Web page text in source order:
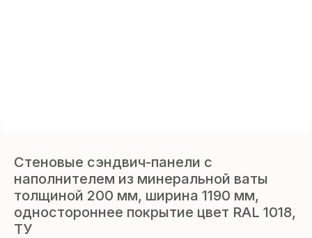
Стеновые сэндвич-панели с
наполнителем из минеральной ваты
толщиной 200 мм, ширина 1190 мм,
одностороннее покрытие цвет RAL 1018,
ТУ